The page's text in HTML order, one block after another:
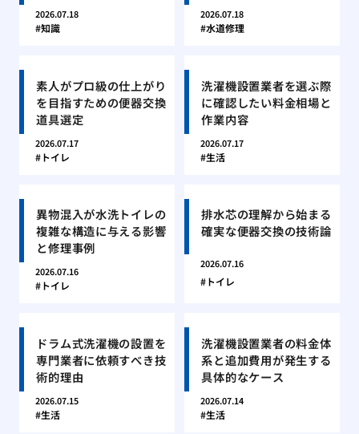
2026.07.18
知識
2026.07.18
水道修理
素人がプロ級の仕上がり
を目指すための便器交換
道具選定
2026.07.17
トイレ
洗濯機設置業者を選ぶ際
に確認したい料金相場と
作業内容
2026.07.17
生活
異物混入が水洗トイレの
複雑な構造に与える影響
と修理事例
2026.07.16
トイレ
排水芯の理解から始まる
確実な便器交換の技術論
2026.07.16
トイレ
ドラム式洗濯機の設置を
専門業者に依頼すべき技
術的理由
2026.07.15
生活
洗濯機設置業者の料金体
系と追加費用が発生する
具体的なケース
2026.07.14
生活